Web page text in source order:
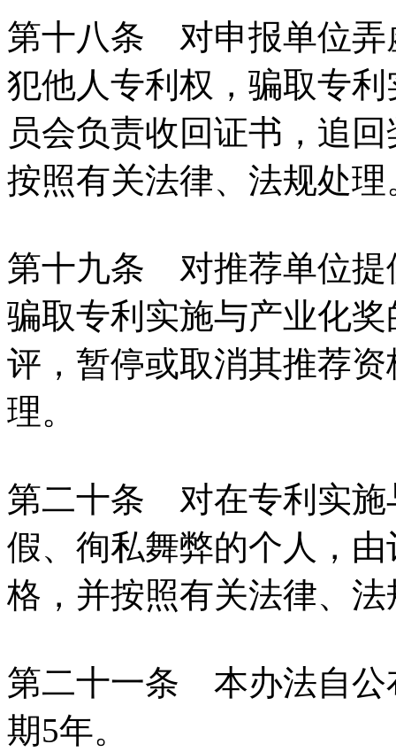
第十八条 对申报单位弄
犯他人专利权，骗取专
员会负责收回证书，追
按照有关法律、法规处
第十九条 对推荐单位提
骗取专利实施与产业化
评，暂停或取消其推荐
理。
第二十条 对在专利实施
假、徇私舞弊的个人，
格，并按照有关法律、
第二十一条 本办法自公
期5年。